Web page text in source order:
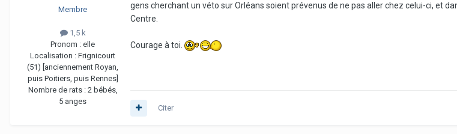
Membre
1,5 k
Pronom : elle
Localisation : Frignicourt
(51) [anciennement Royan,
puis Poitiers, puis Rennes]
Nombre de rats : 2 bébés,
5 anges
gens cherchant un véto sur Orléans soient prévenus de ne pas aller chez celui-ci, et
Centre.
Courage à toi.
Citer